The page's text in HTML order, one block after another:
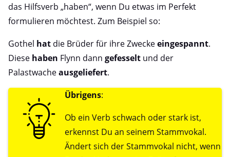
das Hilfsverb „haben“, wenn Du etwas im Perfekt
formulieren möchtest. Zum Beispiel so:
Gothel hat die Brüder für ihre Zweckeeingespannt.
Diese haben Flynn dann gefesselt und der
Palastwacheausgeliefert.
Übrigens:
Ob ein Verb schwach oder stark ist,
erkennst Du an seinem Stammvokal.
Ändert sich der Stammvokal nicht, wenn